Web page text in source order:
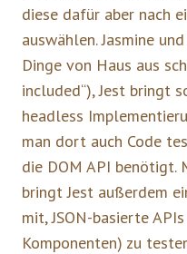
diese dafür aber nach
auswählen. Jasmine
Dinge von Haus aus
included“), Jest bringt
headless
man dort auch Code
die DOM API benötigt.
bringt Jest außerdem
mit, JSON-basierte
Komponenten) zu